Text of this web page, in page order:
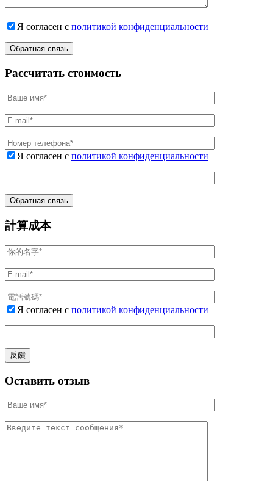
Я согласен с политикой конфиденциальности
Рассчитать стоимость
Я согласен с политикой конфиденциальности
計算成本
Я согласен с политикой конфиденциальности
Оставить отзыв